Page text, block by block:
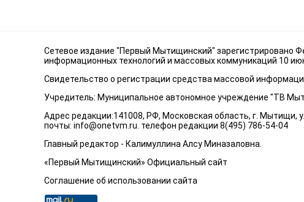
Сетевое издание "Первый Мытищинский" зарегистрировано
информационных технологий и массовых коммуникаций 10
Свидетельство о регистрации средства массовой
Учредитель: Муниципальное автономное учреждение "ТВ
Адрес редакции:141008, РФ, Московская область, г. Мытищи,
почты: info@onetvm.ru . телефон редакции 8(495) 786-54-04
Главный редактор - Калимуллина Алсу Миназаловна.
«Первый Мытищинский» Официальный сайт
Соглашение об использовании сайта